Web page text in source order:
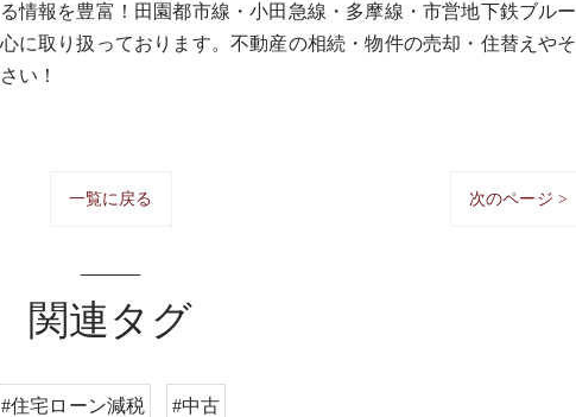
情報を豊富！田園都市線・小田急線・多摩線・市営地下鉄ブルー
に取り扱っております。不動産の相続・物件の売却・住替えやそ
い！
一覧に戻る 次のページ >
関連タグ
#住宅ローン減税 #中古